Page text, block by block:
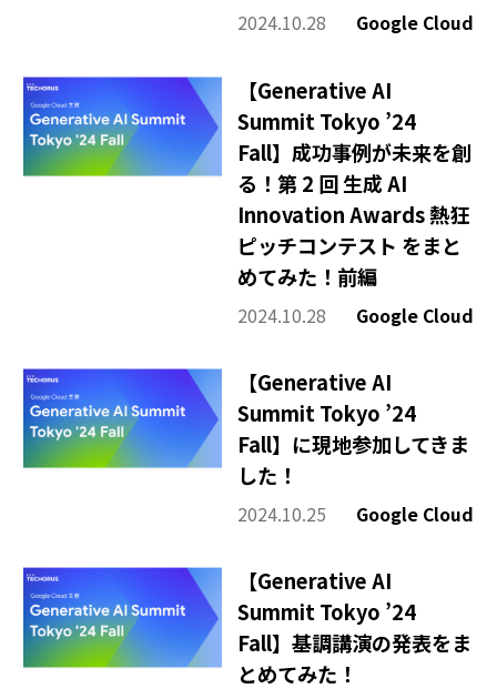
2024.10.28 Google Cloud
【Generative AI
Summit Tokyo ’24
Fall】成功事例が未来を創
る！第 2 回 生成 AI
Innovation Awards 熱狂
ピッチコンテスト をまと
めてみた！前編
2024.10.28 Google Cloud
【Generative AI
Summit Tokyo ’24
Fall】に現地参加してきま
した！
2024.10.25 Google Cloud
【Generative AI
Summit Tokyo ’24
Fall】基調講演の発表をま
とめてみた！